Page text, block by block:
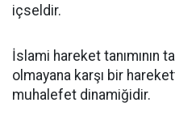
içseldir.
İslami hareket tanımının
olmayana karşı bir
muhalefet dinamiğidir.